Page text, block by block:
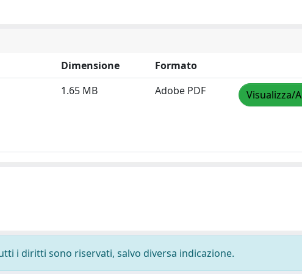
Dimensione
Formato
1.65 MB Adobe PDF Visualizza/
i diritti sono riservati, salvo diversa indicazione.